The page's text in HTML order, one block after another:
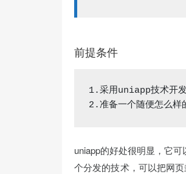
前提条件
1.采用uniapp技术开发
2.准备一个随便怎么样
uniapp的好处很明显，它
个分发的技术，可以把网